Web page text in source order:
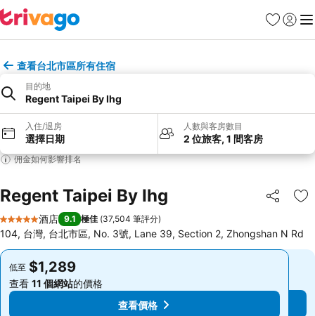
收藏夾
登入 選
查看台北市區所有住宿
目的地
Regent Taipei By Ihg
入住/退房
選擇日期
人數與客房數目
2 位旅客, 1 間客房
佣金如何影響排名
Regent Taipei By Ihg 分享
放
5 星級
酒店 9.1 極佳 (37,504 筆評分)
104, 台灣, 台北市區, No. 3號, Lane 39, Section 2, Zhongshan N Rd
低至 $1,289
查看 11 個網站的價格
查看價格
低至 $1,289
查看 11 個網站的價格
查看價格